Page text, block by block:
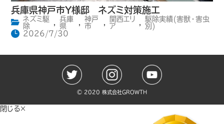
兵庫県神戸市Y様邸 ネズミ対策施工
ネズミ駆
除
兵庫
県
神戸
市
関西エリ
ア
駆除実績(害獣・害虫
別)
2026/7/30
©️ 2020 株式会社GROWTH
閉じる×